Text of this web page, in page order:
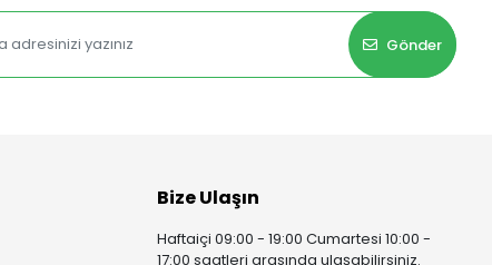
Gönder
Bize Ulaşın
Haftaiçi 09:00 - 19:00 Cumartesi 10:00 -
17:00 saatleri arasında ulaşabilirsiniz.